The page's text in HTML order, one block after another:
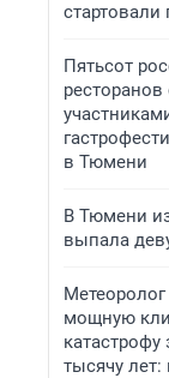
стартовали
Пятьсот
ресторанов
в Тюмени
В Тюмени
выпала
мощную
тысячу лет: